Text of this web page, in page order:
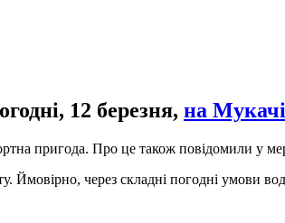
12 березня, на
пригода. Про це також повідомили у
Ймовірно, через складні погодні умови